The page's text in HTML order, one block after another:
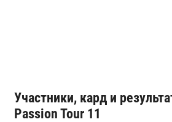
Участники, кард и
Passion Tour 11